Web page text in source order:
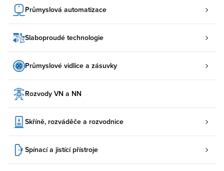
Průmyslová automatizace
Slaboproudé technologie
Průmyslové vidlice a zásuvky
Rozvody VN a NN
Skříně, rozváděče a rozvodnice
Spínací a jistící přístroje